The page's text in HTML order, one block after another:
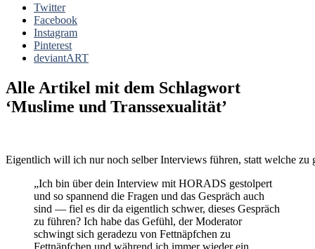
Twitter
Facebook
Instagram
Pinterest
deviantART
Alle Artikel mit dem Schlagwort
‘Muslime und Transsexualität’
Eigentlich will ich nur noch selber Interviews führen, statt welche zu
„Ich bin über dein Interview mit HORADS gestolpert
und so spannend die Fragen und das Gespräch auch
sind — fiel es dir da eigentlich schwer, dieses Gespräch
zu führen? Ich habe das Gefühl, der Moderator
schwingt sich geradezu von Fettnäpfchen zu